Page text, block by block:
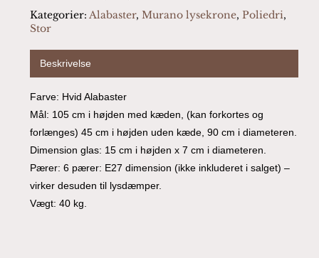
Kategorier: Alabaster, Murano lysekrone, Poliedri,
Stor
Beskrivelse
Farve: Hvid Alabaster
Mål: 105 cm i højden med kæden, (kan forkortes og
forlænges) 45 cm i højden uden kæde, 90 cm i diameteren.
Dimension glas: 15 cm i højden x 7 cm i diameteren.
Pærer: 6 pærer: E27 dimension (ikke inkluderet i salget) –
virker desuden til lysdæmper.
Vægt: 40 kg.